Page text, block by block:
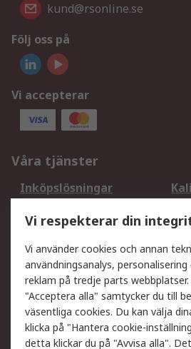
kund@rsonline.se
Följ oss på
Vi accepterar
Våra tjänster
Inköpslösningar
DesignSpark
Ditt lokala säljteam
Support
Få hjälp
Leverans
Vi respekterar din
Vi använder cookies och annan
användningsanalys,
reklam på tredje parts
"Acceptera alla" samtycker du till
väsentliga cookies. Du kan välja
klicka på "Hantera cookie-
detta klickar du på "Avvisa alla".